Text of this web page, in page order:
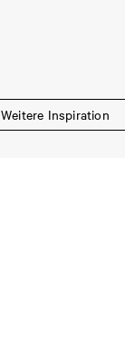
Weitere Inspiration